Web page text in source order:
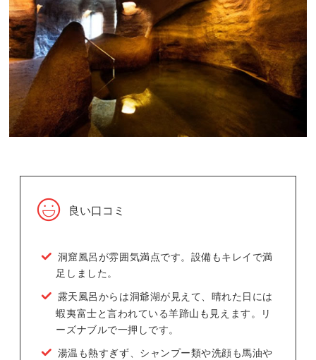
良い口コミ
洞窟風呂が雰囲気満点です。設備もキレイで満
足しました。
露天風呂からは洞爺湖が見えて、晴れた日には
蝦夷富士と言われている羊蹄山も見えます。リ
ーズナブルで一押しです。
湯温も熱すぎず、シャンプー類や洗顔も馬油や